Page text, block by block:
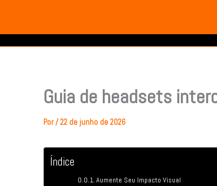
Guia de headsets
Por/22 de junho de 2026
Índice
Aumente Seu Impacto Visual